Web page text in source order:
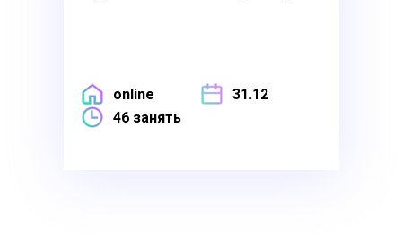
online
31.12
46 занять